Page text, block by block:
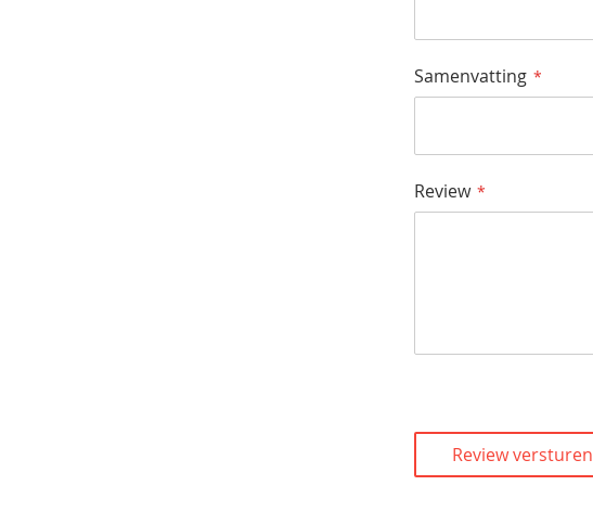
Samenvatting
Review
Review versturen